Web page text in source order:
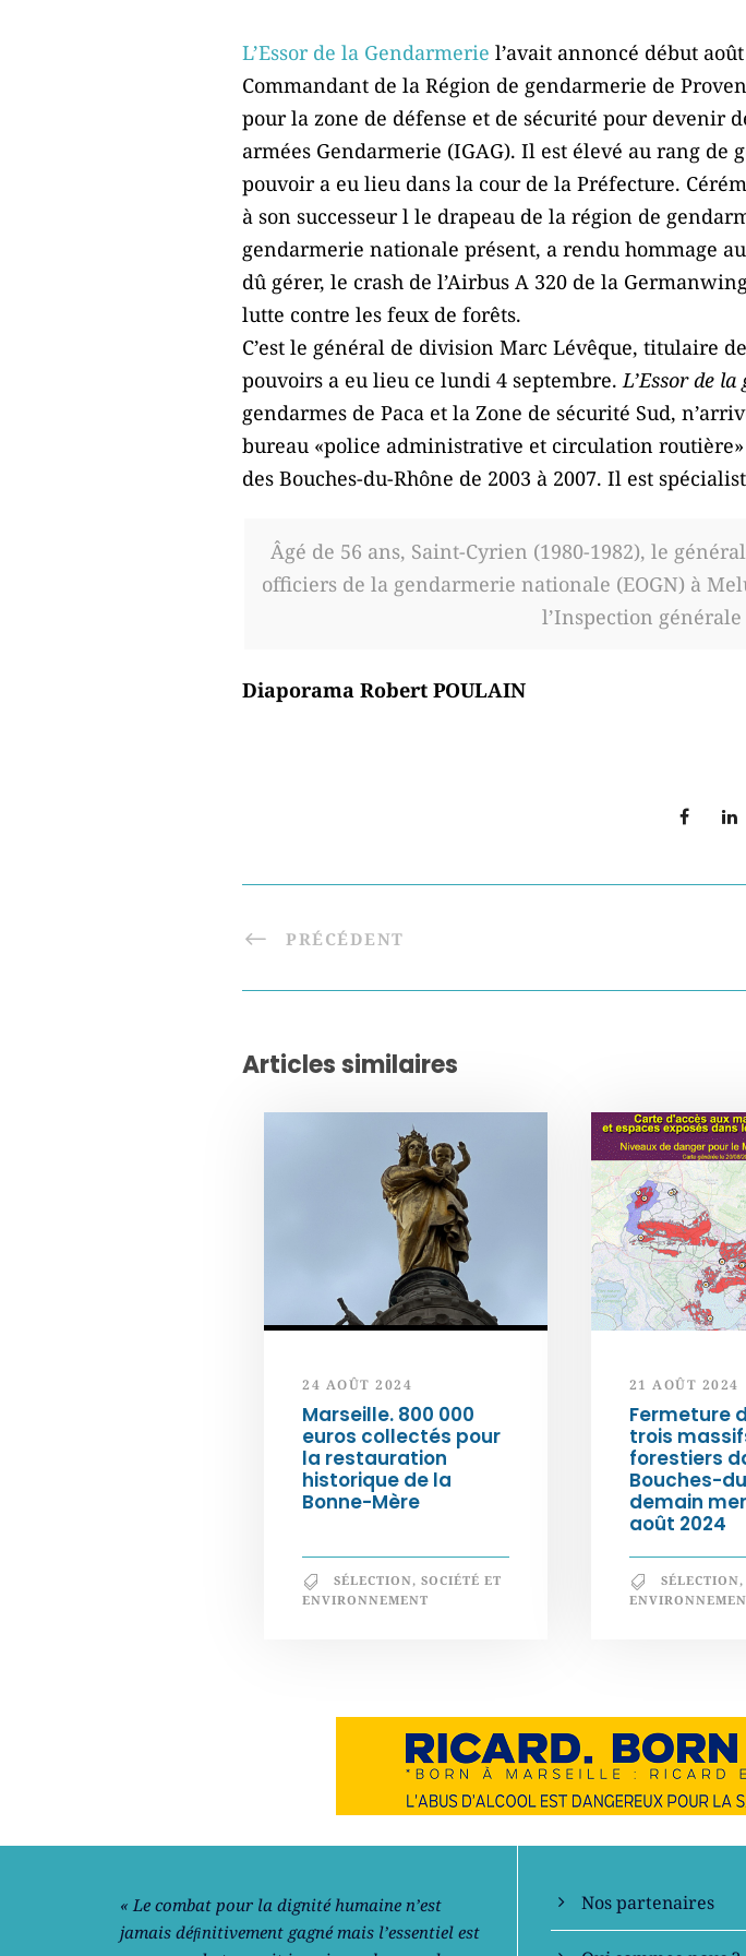
L’Essor de la Gendarmerie l’avait annoncé début
Commandant de la Région de gendarmerie de
pour la zone de défense et de sécurité pour devenir
armées Gendarmerie (IGAG). Il est élevé au rang de
pouvoir a eu lieu dans la cour de la Préfecture.
à son successeur l le drapeau de la région de
gendarmerie nationale présent, a rendu hommage
dû gérer, le crash de l’Airbus A 320 de la
lutte contre les feux de forêts.
C’est le général de division Marc Lévêque, titulaire
pouvoirs a eu lieu ce lundi 4 septembre.L’Essor de
gendarmes de Paca et la Zone de sécurité Sud,
bureau «police administrative et circulation
des Bouches-du-Rhône de 2003 à 2007. Il est
Âgé de 56 ans, Saint-Cyrien (1980-1982), le
officiers de la gendarmerie nationale (EOGN) à
l’Inspection
Diaporama Robert POULAIN
PRÉCÉDENT
Articles similaires
24 AOÛT 2024
Marseille. 800 000
euros collectés pour
la restauration
historique de la
Bonne-Mère
SÉLECTION, SOCIÉTÉ ET
ENVIRONNEMENT
21 AOÛT 2024
Fermeture
trois
forestiers
Bouches-
demain
août 2024
SÉLECTION,
Notre philosophie
« Le combat pour la dignité humaine n’est
jamais déﬁnitivement gagné mais l’essentiel est
En savoir +
Nos partenaires